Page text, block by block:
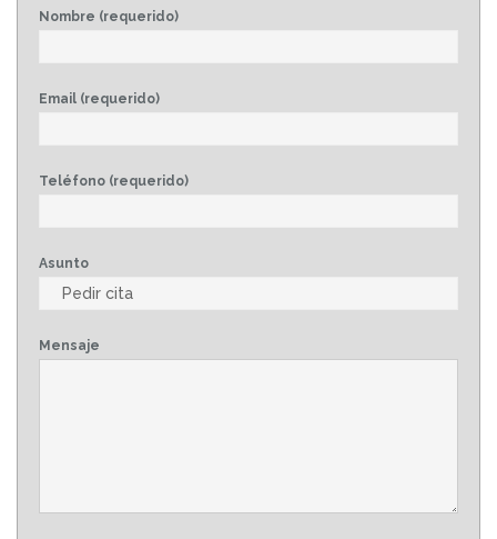
Nombre (requerido)
Email (requerido)
Teléfono (requerido)
Asunto
Mensaje